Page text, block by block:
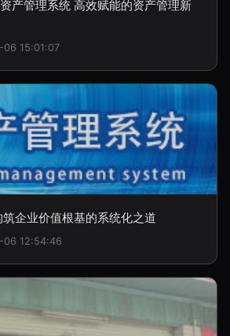
产管理系统 高效赋能的资产管理新
15:01:07
企业价值根基的系统化之道
06 12:54:46